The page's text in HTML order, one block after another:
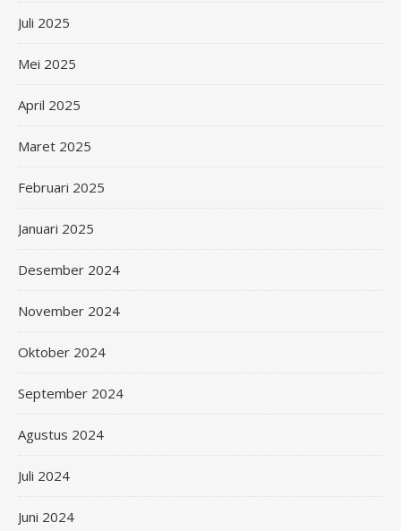
Juli 2025
Mei 2025
April 2025
Maret 2025
Februari 2025
Januari 2025
Desember 2024
November 2024
Oktober 2024
September 2024
Agustus 2024
Juli 2024
Juni 2024